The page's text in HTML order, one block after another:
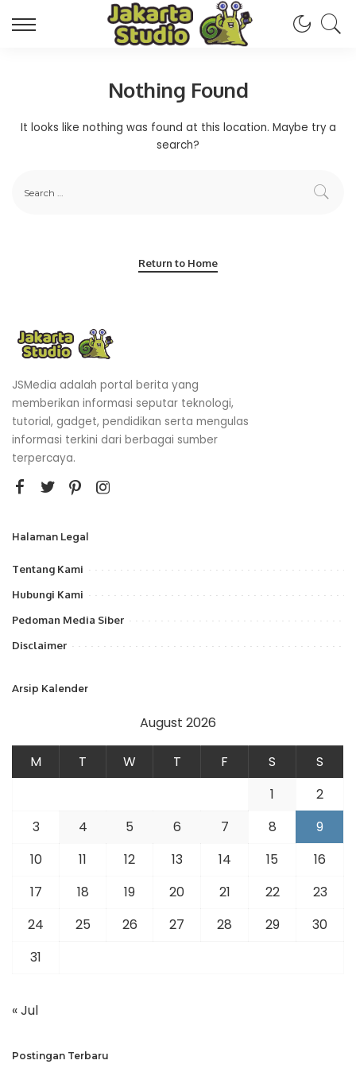
Nothing Found
It looks like nothing was found at this location. Maybe try a
search?
Return to Home
JSMedia adalah portal berita yang
memberikan informasi seputar teknologi,
tutorial, gadget, pendidikan serta mengulas
informasi terkini dari berbagai sumber
terpercaya.
Halaman Legal
Tentang Kami
Hubungi Kami
Pedoman Media Siber
Disclaimer
Arsip Kalender
August 2026
M T W T F S
S
1
2
3
4 5 6 7 8
9
10
11 12 13 14 15
16
17
18 19 20 21 22
23
24
25 26 27 28 29
30
31
« Jul
Postingan Terbaru